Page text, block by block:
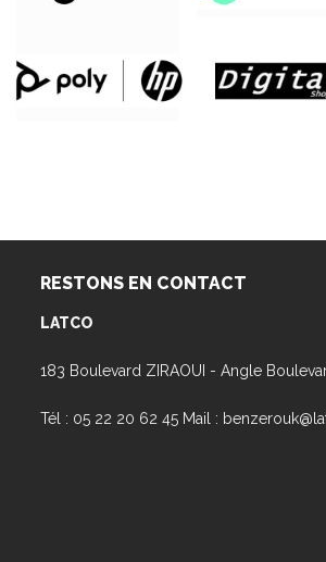
RESTONS EN CONTACT
LATCO
183 Boulevard ZIRAOUI - Angle
Tél : 05 22 20 62 45 Mail :